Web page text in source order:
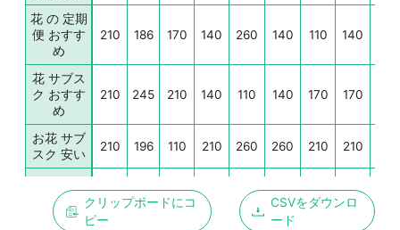
花 の 定期
便 おすす
め
210 186 170 140 260 140 110 140
花 サブス
ク おすす
め
210 245 210 140 110 140 170 170
お花 サブ
スク 安い
210 196 110 210 260 260 210 210
ラワー 定
期 便
210 133 480 390 320 260 260 210
クリップボードにコ
ピー
CSVをダウンロ
ード